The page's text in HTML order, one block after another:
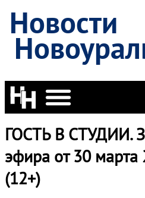
Новости
ГОСТЬ В СТУДИИ.
эфира от 30 марта
(12+)